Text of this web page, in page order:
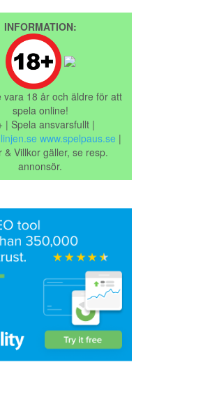
INFORMATION:
vara 18 år och äldre för att
spela online!
| Spela ansvarsfullt |
www.spelpaus.se |
& Villkor gäller, se resp.
annonsör.